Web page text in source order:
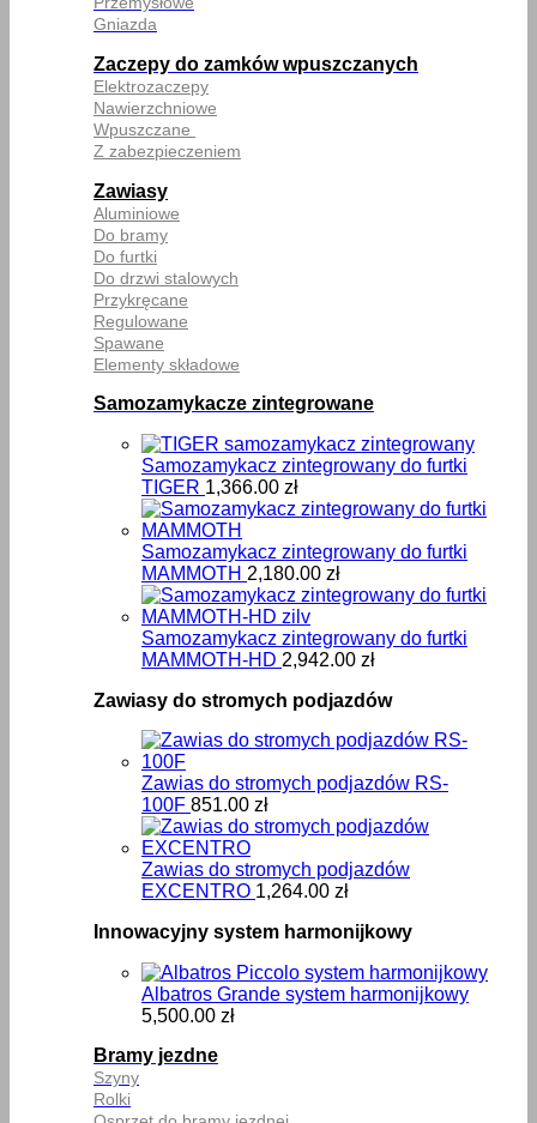
Gniazda
Zaczepy do zamków wpuszczanych
Elektrozaczepy
Nawierzchniowe
Wpuszczane
Z zabezpieczeniem
Zawiasy
Aluminiowe
Do bramy
Do furtki
Do drzwi stalowych
Przykręcane
Regulowane
Spawane
Elementy składowe
Samozamykacze zintegrowane
Samozamykacz zintegrowany do furtki
TIGER 1,366.00 zł
Samozamykacz zintegrowany do furtki
MAMMOTH 2,180.00 zł
Samozamykacz zintegrowany do furtki
MAMMOTH-HD 2,942.00 zł
Zawiasy do stromych podjazdów
Zawias do stromych podjazdów RS-
100F 851.00 zł
Zawias do stromych podjazdów
EXCENTRO 1,264.00 zł
Innowacyjny system harmonijkowy
Albatros Grande system harmonijkowy
5,500.00 zł
Bramy jezdne
Szyny
Rolki